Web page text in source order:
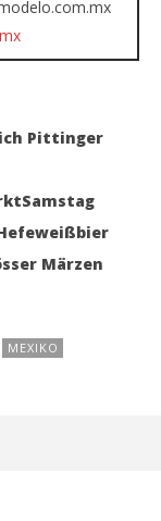
Pittinger
Märzen
MEXIKO